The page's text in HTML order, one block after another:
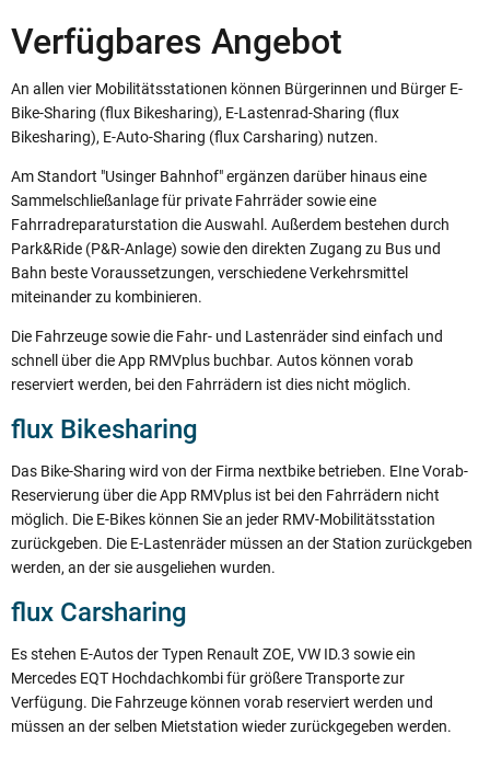
Verfügbares Angebot
An allen vier Mobilitätsstationen können Bürgerinnen und Bürger E-
Bike-Sharing (flux Bikesharing), E-Lastenrad-Sharing (flux
Bikesharing), E-Auto-Sharing (flux Carsharing) nutzen.
Am Standort "Usinger Bahnhof" ergänzen darüber hinaus eine
Sammelschließanlage für private Fahrräder sowie eine
Fahrradreparaturstation die Auswahl. Außerdem bestehen durch
Park&Ride (P&R-Anlage) sowie den direkten Zugang zu Bus und
Bahn beste Voraussetzungen, verschiedene Verkehrsmittel
miteinander zu kombinieren.
Die Fahrzeuge sowie die Fahr- und Lastenräder sind einfach und
schnell über die App RMVplus buchbar. Autos können vorab
reserviert werden, bei den Fahrrädern ist dies nicht möglich.
flux Bikesharing
Das Bike-Sharing wird von der Firma nextbike betrieben. EIne Vorab-
Reservierung über die App RMVplus ist bei den Fahrrädern nicht
möglich. Die E-Bikes können Sie an jeder RMV-Mobilitätsstation
zurückgeben. Die E-Lastenräder müssen an der Station zurückgeben
werden, an der sie ausgeliehen wurden.
flux Carsharing
Es stehen E-Autos der Typen Renault ZOE, VW ID.3 sowie ein
Mercedes EQT Hochdachkombi für größere Transporte zur
Verfügung. Die Fahrzeuge können vorab reserviert werden und
müssen an der selben Mietstation wieder zurückgegeben werden.